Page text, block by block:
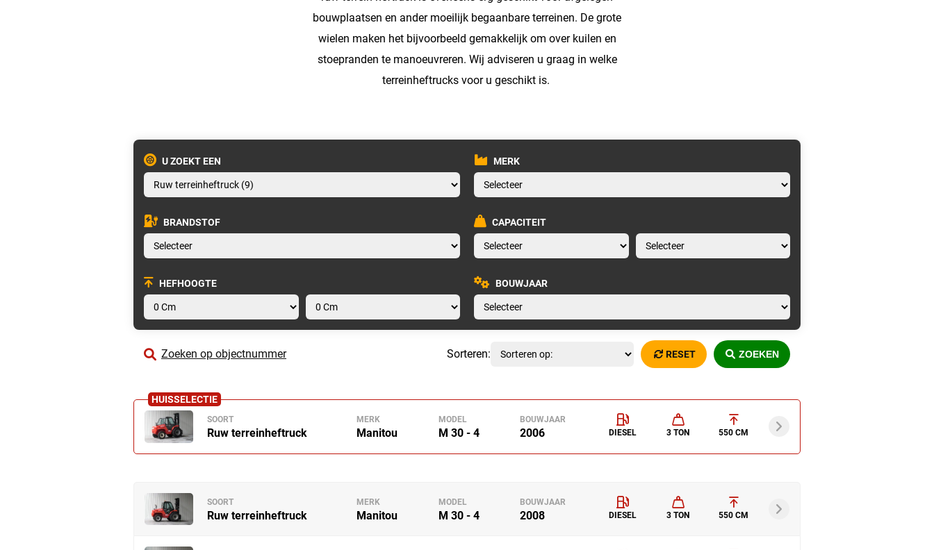
bouwplaatsen en ander moeilijk begaanbare terreinen. De grote
wielen maken het bijvoorbeeld gemakkelijk om over kuilen en
stoepranden te manoeuvreren. Wij adviseren u graag in welke
terreinheftrucks voor u geschikt is.
U ZOEKT EEN MERK
BRANDSTOF CAPACITEIT
HEFHOOGTE BOUWJAAR
Zoeken op objectnummer Sorteren: RESET ZOEKEN
SOORT
Ruw terreinheftruck
MERK
Manitou
MODEL
M 30 - 4
BOUWJAAR
2006 DIESEL 3 TON 550 CM
SOORT
Ruw terreinheftruck
MERK
Manitou
MODEL
M 30 - 4
BOUWJAAR
2008 DIESEL 3 TON 550 CM